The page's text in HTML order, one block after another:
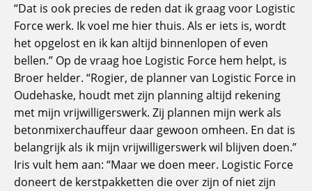
“Dat is ook precies de reden dat ik graag voor Logistic
Force werk. Ik voel me hier thuis. Als er iets is, wordt
het opgelost en ik kan altijd binnenlopen of even
bellen.” Op de vraag hoe Logistic Force hem helpt, is
Broer helder. “Rogier, de planner van Logistic Force in
Oudehaske, houdt met zijn planning altijd rekening
met mijn vrijwilligerswerk. Zij plannen mijn werk als
betonmixerchauffeur daar gewoon omheen. En dat is
belangrijk als ik mijn vrijwilligerswerk wil blijven doen.”
Iris vult hem aan: “Maar we doen meer. Logistic Force
doneert de kerstpakketten die over zijn of niet zijn